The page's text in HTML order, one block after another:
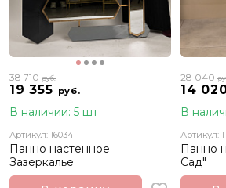
19 355 руб.
38 710руб.
В наличии: 5 шт
Артикул: 16034
Панно настенное
Зазеркалье
14
28 040
В
Артикул:
Панно
Сад"